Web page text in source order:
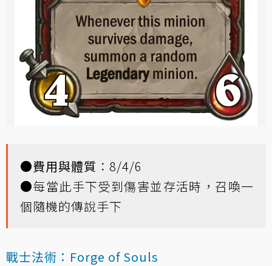
●費用與體質 ：8/4/6
●每當此手下受到傷害並存活時，召喚一
個隨機的傳說手下
戰士法術：Forge of Souls